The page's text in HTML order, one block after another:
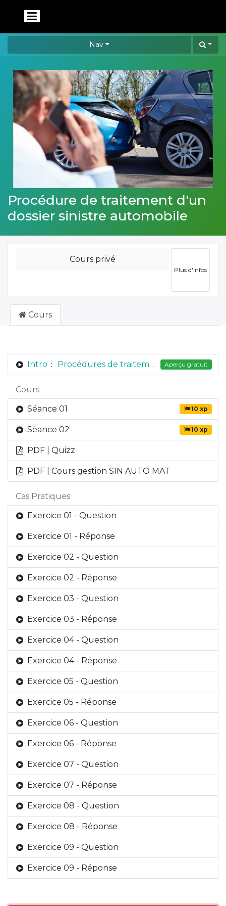
Nav
Procédure de traitement d'un
dossier sinistre automobile
Cours privé
Plus d'infos
Cours
Intro： Procédures de traitement d'un sinistre Automobile matériel Aperçu gratuit
Cours
Séance 01
10 xp
Séance 02 10 xp
PDF | Quizz
PDF | Cours gestion SIN AUTO MAT
Cas Pratiques
Exercice 01 - Question
Exercice 01 - Réponse
Exercice 02 - Question
Exercice 02 - Réponse
Exercice 03 - Question
Exercice 03 - Réponse
Exercice 04 - Question
Exercice 04 - Réponse
Exercice 05 - Question
Exercice 05 - Réponse
Exercice 06 - Question
Exercice 06 - Réponse
Exercice 07 - Question
Exercice 07 - Réponse
Exercice 08 - Question
Exercice 08 - Réponse
Exercice 09 - Question
Exercice 09 - Réponse